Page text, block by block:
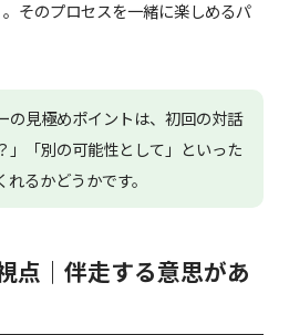
そのプロセスを一緒に楽しめるパ
の見極めポイントは、初回の対話
」「別の可能性として」といった
るかどうかです。
点｜伴走する意思があ